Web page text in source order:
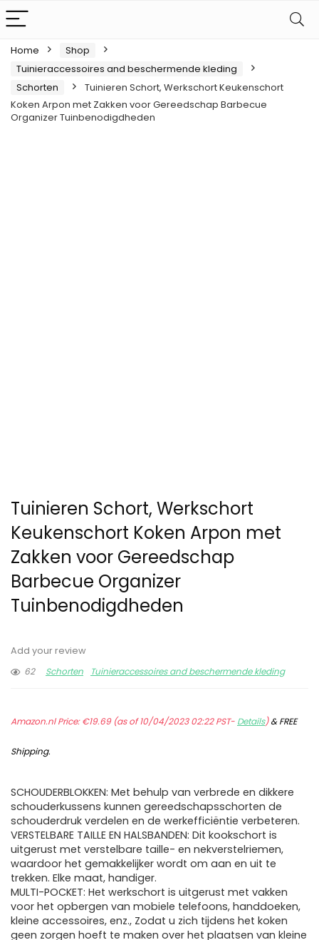
Home
Shop
Tuinieraccessoires and beschermende kleding
Schorten
Tuinieren Schort, Werkschort Keukenschort
Koken Arpon met Zakken voor Gereedschap Barbecue
Organizer Tuinbenodigdheden
Tuinieren Schort, Werkschort
Keukenschort Koken Arpon met
Zakken voor Gereedschap
Barbecue Organizer
Tuinbenodigdheden
Add your review
62
Schorten Tuinieraccessoires and beschermende kleding
Amazon.nl Price:€19.69(as of 10/04/2023 02:22 PST- Details)&FREE
Shipping.
SCHOUDERBLOKKEN: Met behulp van verbrede en dikkere
schouderkussens kunnen gereedschapsschorten de
schouderdruk verdelen en de werkefficiëntie verbeteren.
VERSTELBARE TAILLE EN HALSBANDEN: Dit kookschort is
uitgerust met verstelbare taille- en nekverstelriemen,
waardoor het gemakkelijker wordt om aan en uit te
trekken. Elke maat, handiger.
MULTI-POCKET: Het werkschort is uitgerust met vakken
voor het opbergen van mobiele telefoons, handdoeken,
kleine accessoires, enz., Zodat u zich tijdens het koken
geen zorgen hoeft te maken over het plaatsen van kleine